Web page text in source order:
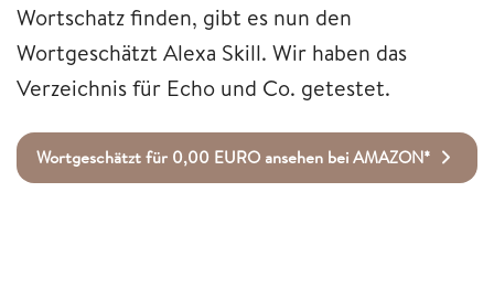
Wortschatz finden, gibt es nun den
Wortgeschätzt Alexa Skill. Wir haben das
Verzeichnis für Echo und Co. getestet.
Wortgeschätzt für 0,00 EURO ansehen bei AMAZON*